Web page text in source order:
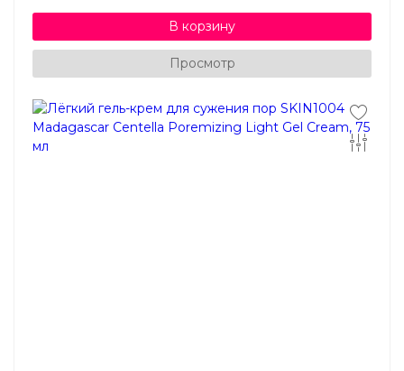
В корзину
Просмотр